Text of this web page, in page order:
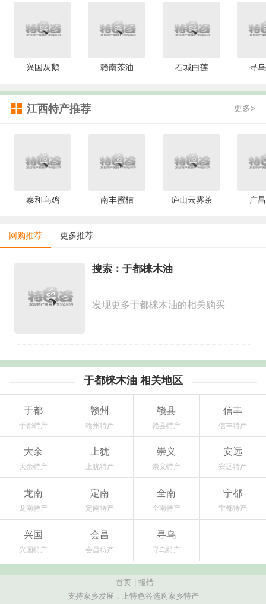
兴国灰鹅 赣南茶油 石城白莲 寻
江西特产推荐 更多>
泰和乌鸡 南丰蜜桔 庐山云雾茶 广
网购推荐 更多推荐
搜索：于都梾木油
发现更多于都梾木油的相关购买
于都梾木油 相关地区
于都
于都特产
赣州
赣州特产
赣县
赣县特产
信丰
信丰特产
大余
大余特产
上犹
上犹特产
崇义
崇义特产
安远
安远特产
龙南
龙南特产
定南
定南特产
全南
全南特产
宁都
宁都特产
兴国
兴国特产
会昌
会昌特产
寻乌
寻乌特产
首页 | 报错
支持家乡发展，上特色谷选购家乡特产